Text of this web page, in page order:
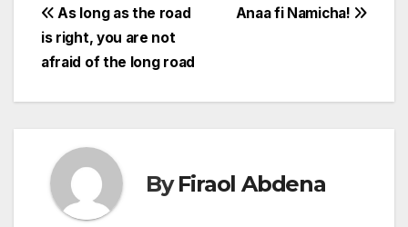
Post
navigation
Anaa fi Namicha!
As long as the road
is right, you are not
afraid of the long road
ByFiraol Abdena